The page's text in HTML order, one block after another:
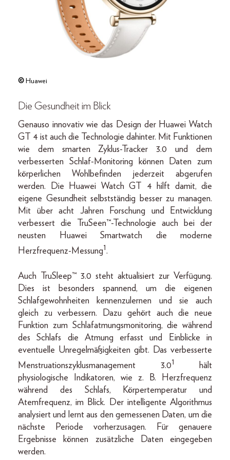
© Huawei
Die Gesundheit im Blick
Genauso innovativ wie das Design der Huawei Watch
GT 4 ist auch die Technologie dahinter. Mit Funktionen
wie dem smarten Zyklus-Tracker 3.0 und dem
verbesserten Schlaf-Monitoring können Daten zum
körperlichen Wohlbefinden jederzeit abgerufen
werden. Die Huawei Watch GT 4 hilft damit, die
eigene Gesundheit selbstständig besser zu managen.
Mit über acht Jahren Forschung und Entwicklung
verbessert die TruSeen™-Technologie auch bei der
neusten Huawei Smartwatch die moderne
Herzfrequenz-Messung1.
Auch TruSleep™ 3.0 steht aktualisiert zur Verfügung.
Dies ist besonders spannend, um die eigenen
Schlafgewohnheiten kennenzulernen und sie auch
gleich zu verbessern. Dazu gehört auch die neue
Funktion zum Schlafatmungsmonitoring, die während
des Schlafs die Atmung erfasst und Einblicke in
eventuelle Unregelmäßigkeiten gibt. Das verbesserte
Menstruationszyklusmanagement 3.01
hält
physiologische Indikatoren, wie z. B. Herzfrequenz
während des Schlafs, Körpertemperatur und
Atemfrequenz, im Blick. Der intelligente Algorithmus
analysiert und lernt aus den gemessenen Daten, um die
nächste Periode vorherzusagen. Für genauere
Ergebnisse können zusätzliche Daten eingegeben
werden.